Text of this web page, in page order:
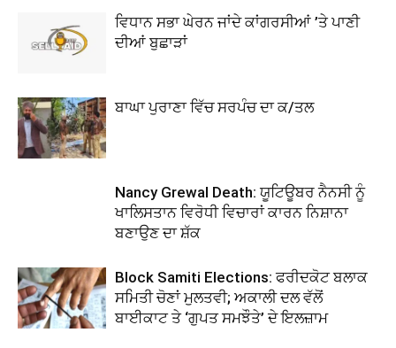
ਵਿਧਾਨ ਸਭਾ ਘੇਰਨ ਜਾਂਦੇ ਕਾਂਗਰਸੀਆਂ ’ਤੇ ਪਾਣੀ
ਦੀਆਂ ਬੁਛਾੜਾਂ
ਬਾਘਾ ਪੁਰਾਣਾ ਵਿੱਚ ਸਰਪੰਚ ਦਾ ਕ/ਤਲ
Nancy Grewal Death: ਯੂਟਿਊਬਰ ਨੈਨਸੀ ਨੂੰ
ਖਾਲਿਸਤਾਨ ਵਿਰੋਧੀ ਵਿਚਾਰਾਂ ਕਾਰਨ ਨਿਸ਼ਾਨਾ
ਬਣਾਉਣ ਦਾ ਸ਼ੱਕ
Block Samiti Elections: ਫਰੀਦਕੋਟ ਬਲਾਕ
ਸਮਿਤੀ ਚੋਣਾਂ ਮੁਲਤਵੀ; ਅਕਾਲੀ ਦਲ ਵੱਲੋਂ
ਬਾਈਕਾਟ ਤੇ ‘ਗੁਪਤ ਸਮਝੌਤੇ’ ਦੇ ਇਲਜ਼ਾਮ